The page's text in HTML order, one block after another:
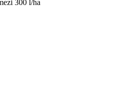
300 l/ha